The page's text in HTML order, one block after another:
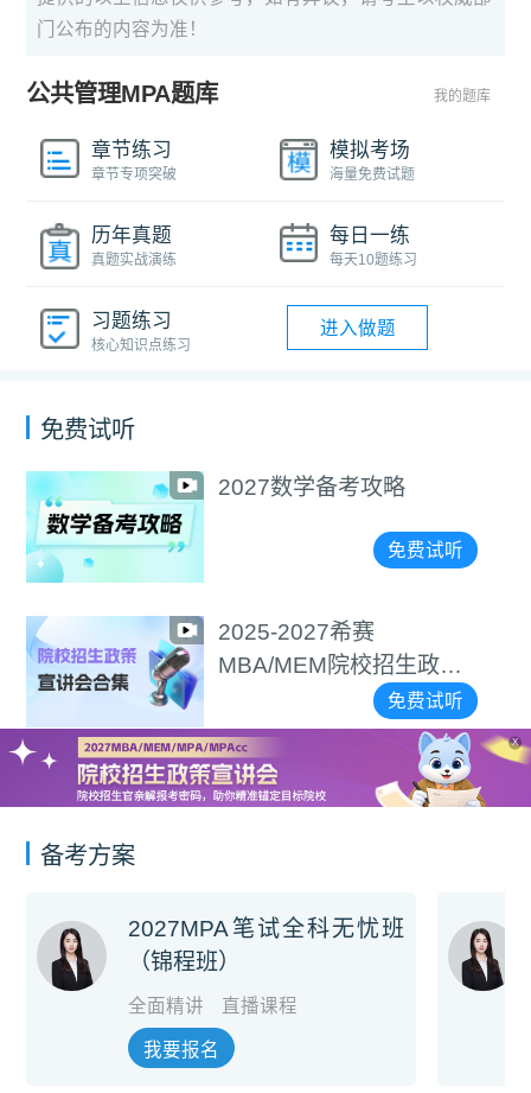
门公布的内容为准！
公共管理MPA题库 我的题库
章节练习
章节专项突破
模拟考场
海量免费试题
历年真题
真题实战演练
每日一练
每天10题练习
习题练习
核心知识点练习
进入做题
免费试听
2027数学备考攻略
免费试听
2025-2027希赛
MBA/MEM院校招生政策
宣讲会合集
免费试听
X
备考方案
2027MPA笔试全科无忧班
（锦程班）
全面精讲 直播课程
我要报名